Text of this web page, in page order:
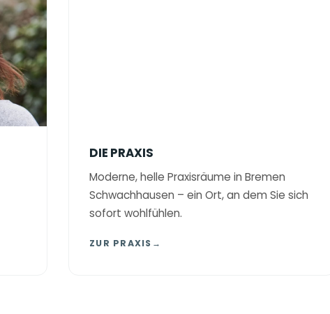
DIE PRAXIS
Moderne, helle Praxisräume in Bremen
Schwachhausen – ein Ort, an dem Sie sich
sofort wohlfühlen.
ZUR PRAXIS